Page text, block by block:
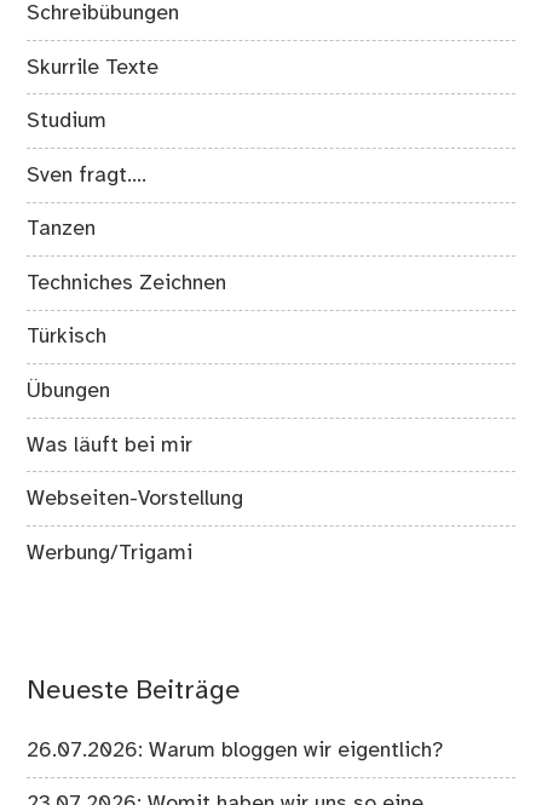
Schreibübungen
Skurrile Texte
Studium
Sven fragt….
Tanzen
Techniches Zeichnen
Türkisch
Übungen
Was läuft bei mir
Webseiten-Vorstellung
Werbung/Trigami
Neueste Beiträge
26.07.2026: Warum bloggen wir eigentlich?